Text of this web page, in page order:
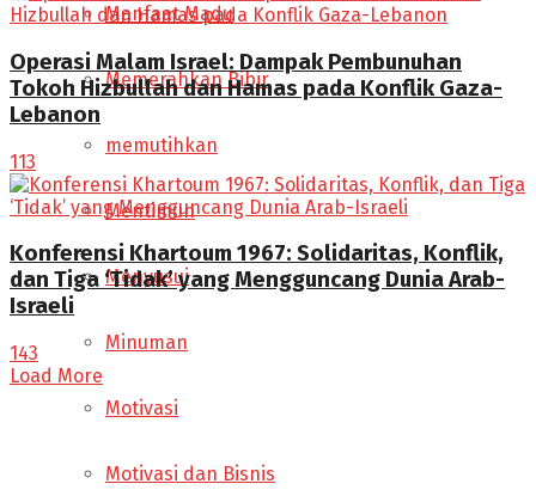
Manfaat Madu
Memerahkan Bibir
memutihkan
Mentimun
Menyusui
Minuman
Motivasi
Motivasi dan Bisnis
Operasi Malam Israel: Dampak Pembunuhan
Tokoh Hizbullah dan Hamas pada Konflik Gaza-
Lebanon
113
Konferensi Khartoum 1967: Solidaritas, Konflik,
dan Tiga ‘Tidak’ yang Mengguncang Dunia Arab-
Israeli
143
Load More